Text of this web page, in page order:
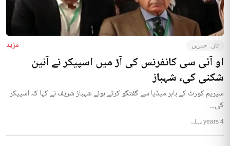
تازہ خبریں مزید
او آئی سی کانفرنس کی آڑ میں اسپیکر نے آئین
شکنی کی، شہباز
سپریم کورٹ کے باہر میڈیا سے گفتگو کرتے ہوئے شہباز شریف نے کہا کہ اسپیکر
کی...
4 years پہلے